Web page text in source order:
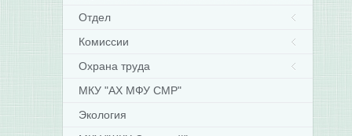
Отдел
Комиссии
Охрана труда
МКУ "АХ МФУ СМР"
Экология